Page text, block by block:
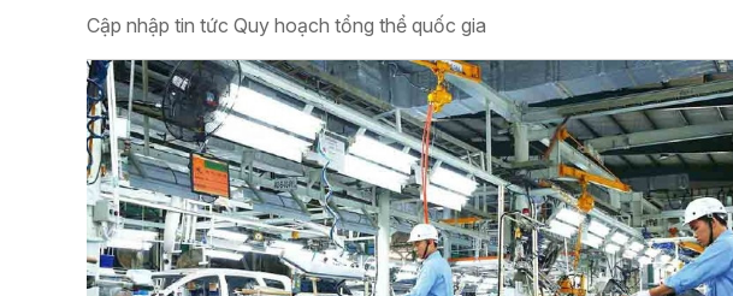
Cập nhập tin tức Quy hoạch tổng thể quốc gia